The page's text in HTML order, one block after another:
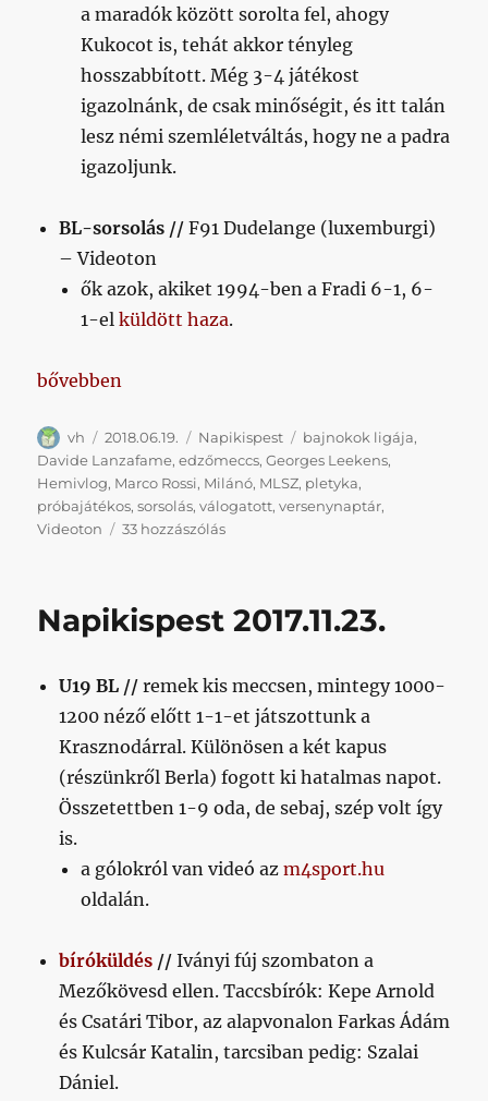
a maradók között sorolta fel, ahogy
Kukocot is, tehát akkor tényleg
hosszabbított. Még 3-4 játékost
igazolnánk, de csak minőségit, és itt talán
lesz némi szemléletváltás, hogy ne a padra
igazoljunk.
BL-sorsolás // F91 Dudelange (luxemburgi)
– Videoton
ők azok, akiket 1994-ben a Fradi 6-1, 6-
1-elküldött haza.
„Napikispest 2018.06.19.”
bővebben
Szerző
vh Közzétéve
2018.06.19. Kategória
Napikispest Címke
bajnokok ligája,
Davide Lanzafame,edzőmeccs,Georges Leekens,
Hemivlog, Marco Rossi, Milánó, MLSZ, pletyka,
próbajátékos,sorsolás,válogatott,versenynaptár,
Videoton
33 hozzászólásNapikispest
Napikispest 2017.11.23.
U19 BL //remek kis meccsen, mintegy 1000-
1200 néző előtt 1-1-et játszottunk a
Krasznodárral. Különösen a két kapus
(részünkről Berla) fogott ki hatalmas napot.
Összetettben 1-9 oda, de sebaj, szép volt így
is.
a gólokról van videó azm4sport.hu
oldalán.
bíróküldés //Iványi fúj szombaton a
Mezőkövesd ellen. Taccsbírók: Kepe Arnold
és Csatári Tibor, az alapvonalon Farkas Ádám
és Kulcsár Katalin, tarcsiban pedig: Szalai
Dániel.